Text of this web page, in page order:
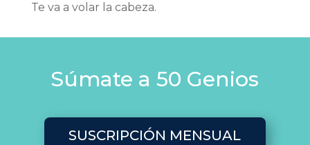
Te va a volar la cabeza.
Súmate a 50 Genios
SUSCRIPCIÓN MENSUAL